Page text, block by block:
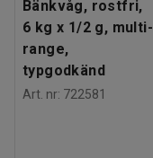
Bänkvåg, rostfri,
6 kg x 1/2 g, multi-
range,
typgodkänd
Art. nr: 722581